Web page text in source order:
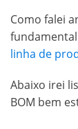
Como falei
linha de
Abaixo irei
BOM bem